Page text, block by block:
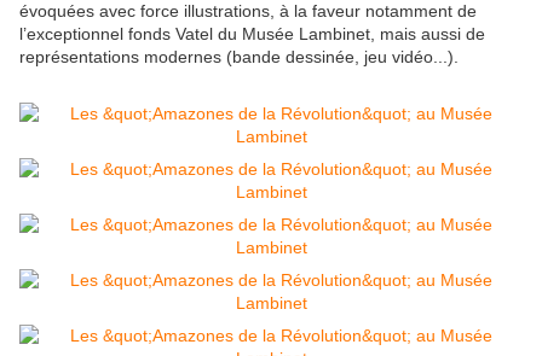
évoquées avec force illustrations, à la faveur notamment de
l’exceptionnel fonds Vatel du Musée Lambinet, mais aussi de
représentations modernes (bande dessinée, jeu vidéo...).